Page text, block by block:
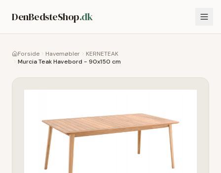
DenBedsteShop.dk
Forside Havemøbler
KERNETEAK
Murcia Teak Havebord - 90x150 cm